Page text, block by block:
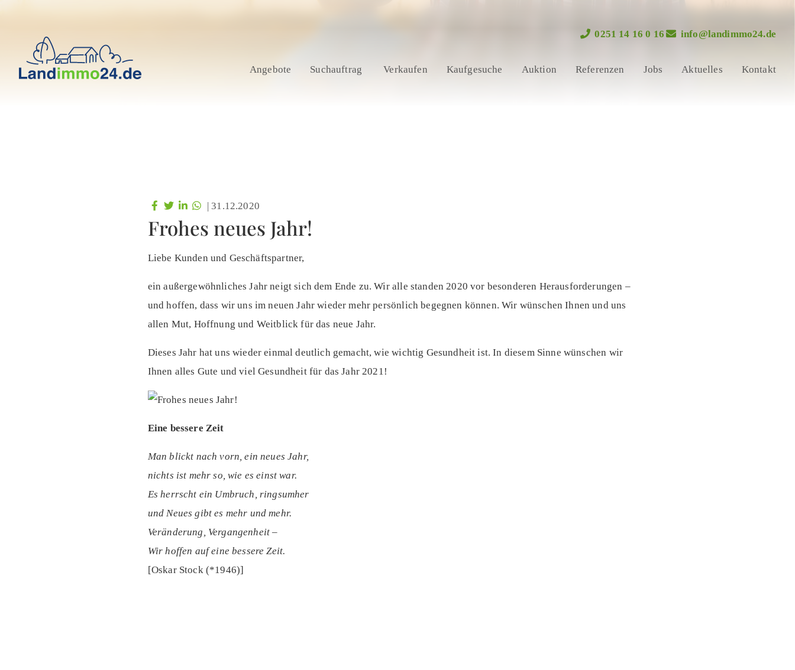
0251 14 16 0 16 info@landimmo24.de
Angebote Suchauftrag Verkaufen Kaufgesuche Auktion Referenzen Jobs Aktuelles Kontakt
|31.12.2020
Frohes neues Jahr!
Liebe Kunden und Geschäftspartner,
ein außergewöhnliches Jahr neigt sich dem Ende zu. Wir alle standen 2020 vor besonderen Herausforderungen –
und hoffen, dass wir uns im neuen Jahr wieder mehr persönlich begegnen können. Wir wünschen Ihnen und uns
allen Mut, Hoffnung und Weitblick für das neue Jahr.
Dieses Jahr hat uns wieder einmal deutlich gemacht, wie wichtig Gesundheit ist. In diesem Sinne wünschen wir
Ihnen alles Gute und viel Gesundheit für das Jahr 2021!
Eine bessere Zeit
Man blickt nach vorn, ein neues Jahr,
nichts ist mehr so, wie es einst war.
Es herrscht ein Umbruch, ringsumher
und Neues gibt es mehr und mehr.
Veränderung, Vergangenheit –
Wir hoffen auf eine bessere Zeit.
[Oskar Stock (*1946)]